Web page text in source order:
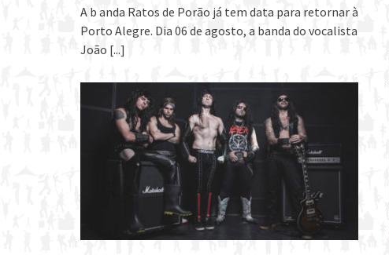
A b anda Ratos de Porão já tem data para retornar à
Porto Alegre. Dia 06 de agosto, a banda do vocalista
João [...]